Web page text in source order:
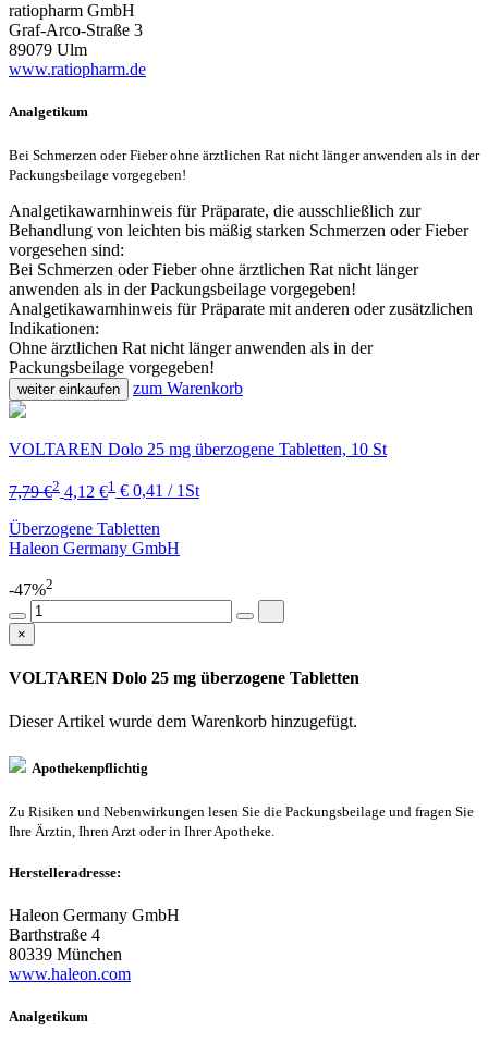
ratiopharm GmbH
Graf-Arco-Straße 3
89079 Ulm
www.ratiopharm.de
Analgetikum
Bei Schmerzen oder Fieber ohne ärztlichen Rat nicht länger anwenden als in der
Packungsbeilage vorgegeben!
Analgetikawarnhinweis für Präparate, die ausschließlich zur
Behandlung von leichten bis mäßig starken Schmerzen oder Fieber
vorgesehen sind:
Bei Schmerzen oder Fieber ohne ärztlichen Rat nicht länger
anwenden als in der Packungsbeilage vorgegeben!
Analgetikawarnhinweis für Präparate mit anderen oder zusätzlichen
Indikationen:
Ohne ärztlichen Rat nicht länger anwenden als in der
Packungsbeilage vorgegeben!
weiter einkaufen zum Warenkorb
VOLTAREN Dolo 25 mg überzogene Tabletten, 10 St
7,79 €2 4,12 €1 € 0,41 / 1St
Überzogene Tabletten
Haleon Germany GmbH
-47%2
×
VOLTAREN Dolo 25 mg überzogene Tabletten
Dieser Artikel wurde dem Warenkorb hinzugefügt.
Apothekenpflichtig
Zu Risiken und Nebenwirkungen lesen Sie die Packungsbeilage und fragen Sie
Ihre Ärztin, Ihren Arzt oder in Ihrer Apotheke.
Herstelleradresse:
Haleon Germany GmbH
Barthstraße 4
80339 München
www.haleon.com
Analgetikum